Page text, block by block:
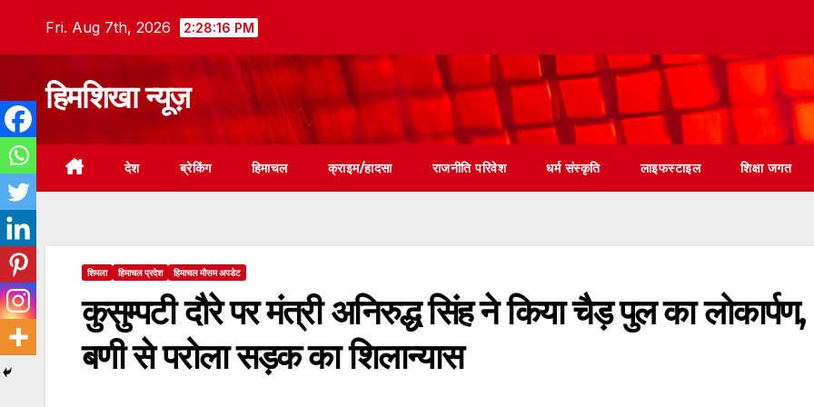
Fri. Aug 7th, 2026 2:28:17 PM
हिमशिखा न्यूज़
देश ब्रेकिंग हिमाचल क्राइम/हादसा राजनीति परिवेश धर्म संस्कृति लाइफस्टाइल शिक्षा जगत
शिमला हिमाचल प्रदेश हिमाचल मौसम अपडेट
कुसुम्पटी दौरे पर मंत्री अनिरुद्ध सिंह ने किया चैड़ पुल का लोकार्पण,
बणी से परोला सड़क का शिलान्यास